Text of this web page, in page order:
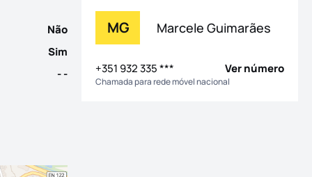
Não
Sim
- -
MG Marcele Guimarães
+351 932 335 *** Ver número
Chamada para rede móvel nacional